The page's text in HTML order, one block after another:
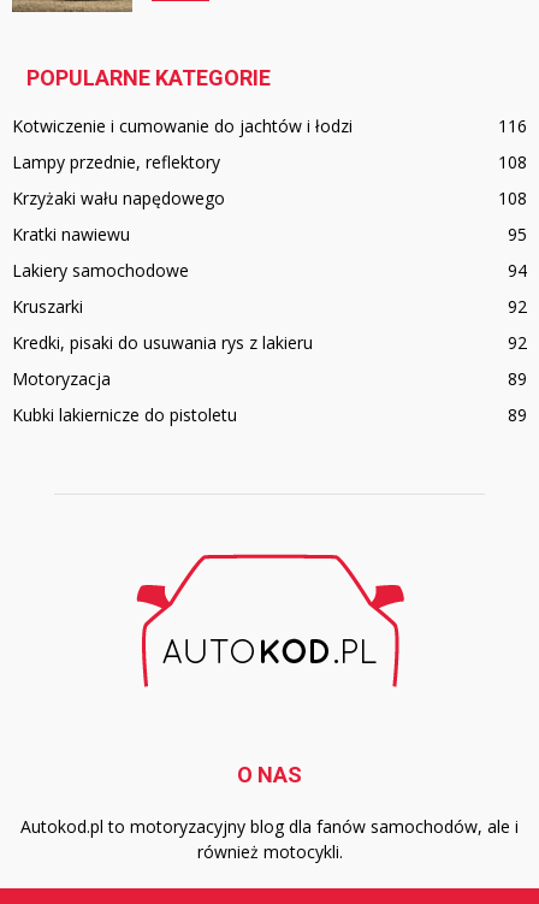
POPULARNE KATEGORIE
Kotwiczenie i cumowanie do jachtów i łodzi
116
Lampy przednie, reflektory
108
Krzyżaki wału napędowego
108
Kratki nawiewu
95
Lakiery samochodowe
94
Kruszarki
92
Kredki, pisaki do usuwania rys z lakieru
92
Motoryzacja
89
Kubki lakiernicze do pistoletu
89
O NAS
Autokod.pl to motoryzacyjny blog dla fanów samochodów, ale i
również motocykli.